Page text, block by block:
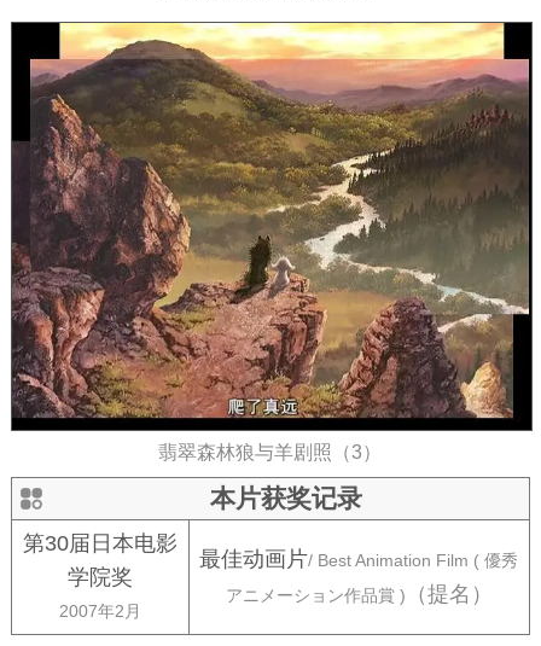
翡翠森林狼与羊剧照（3）
本片获奖记录
第30届日本电影
学院奖
2007年2月
最佳动画片/ Best Animation Film ( 優秀
アニメーション作品賞 )
（提名）